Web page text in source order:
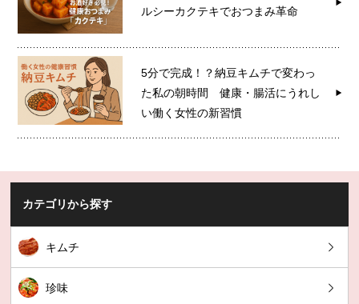
ルシーカクテキでおつまみ革命
5分で完成！？納豆キムチで変わっ
た私の朝時間 健康・腸活にうれし
い働く女性の新習慣
カテゴリから探す
キムチ
珍味